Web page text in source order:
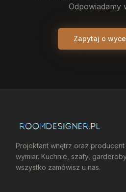
Odpowiadamy
Zapytaj o
Projektant wnętrz oraz producent
wymiar. Kuchnie, szafy,
wszystko zamówisz u nas.